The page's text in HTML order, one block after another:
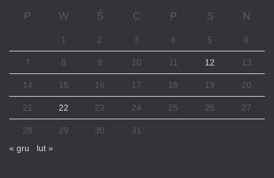
P W Ś C P S N
1 2 3 4 5 6
7 8 9 10 11 12 13
14 15 16 17 18 19 20
21 22 23 24 25 26 27
28 29 30
31
« gru
lut »